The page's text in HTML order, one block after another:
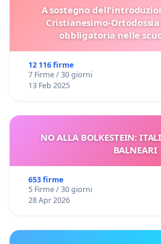
A sostegno
Cristianesimo-
obbligatoria nelle
12 116 firme
7 Firme / 30 giorni
13 Feb 2025
NO ALLA BOLKESTEIN:
BALNEARI
653 firme
5 Firme / 30 giorni
28 Apr 2026